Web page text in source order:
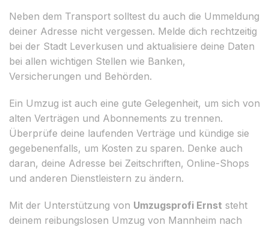
Neben dem Transport solltest du auch die Ummeldung
deiner Adresse nicht vergessen. Melde dich rechtzeitig
bei der Stadt Leverkusen und aktualisiere deine Daten
bei allen wichtigen Stellen wie Banken,
Versicherungen und Behörden.
Ein Umzug ist auch eine gute Gelegenheit, um sich von
alten Verträgen und Abonnements zu trennen.
Überprüfe deine laufenden Verträge und kündige sie
gegebenenfalls, um Kosten zu sparen. Denke auch
daran, deine Adresse bei Zeitschriften, Online-Shops
und anderen Dienstleistern zu ändern.
Mit der Unterstützung von Umzugsprofi Ernst steht
deinem reibungslosen Umzug von Mannheim nach